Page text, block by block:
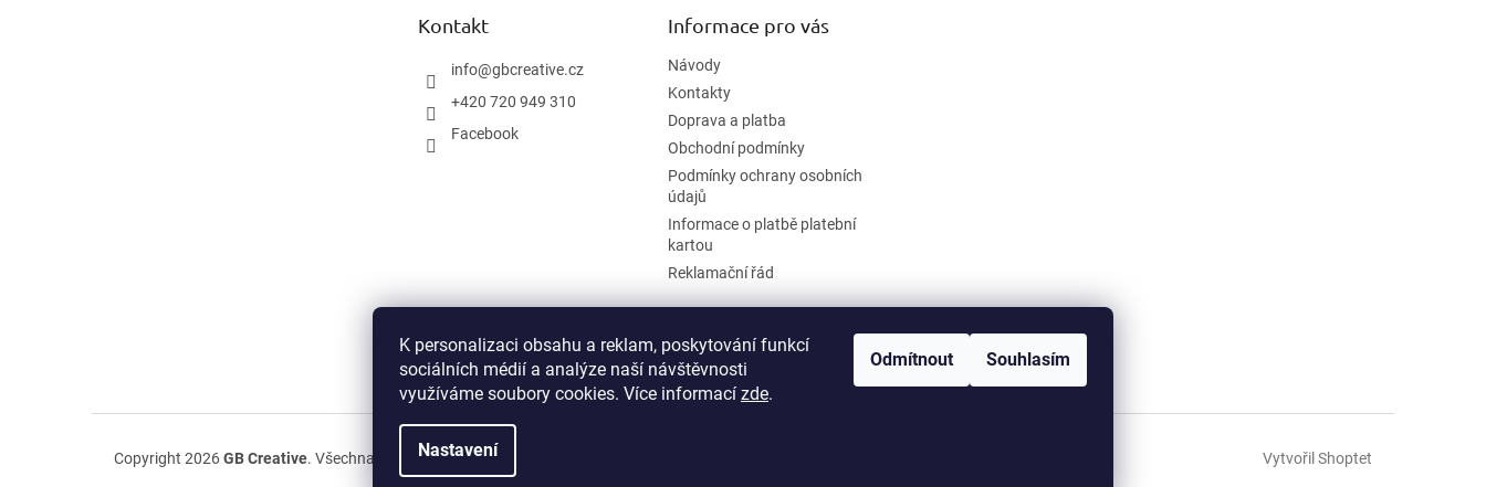
K personalizaci obsahu a reklam, poskytování funkcí
sociálních médií a analýze naší návštěvnosti
využíváme soubory cookies. Více informací zde.
Nastavení
Odmítnout Souhlasím
Kontakt
info@gbcreative.cz
+420 720 949 310
Facebook
Informace pro vás
Návody
Kontakty
Doprava a platba
Obchodní podmínky
Podmínky ochrany osobních
údajů
Informace o platbě platební
kartou
Reklamační řád
Vytvořil Shoptet
Copyright 2026GB Creative. Všechna práva vyhrazena.